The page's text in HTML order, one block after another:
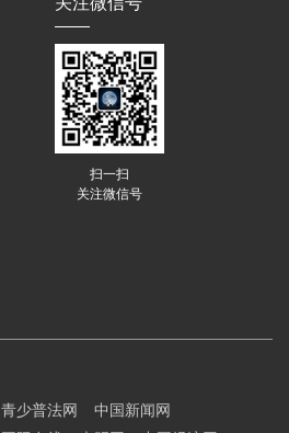
扫一扫
关注微信号
青少普法网
中国新闻网